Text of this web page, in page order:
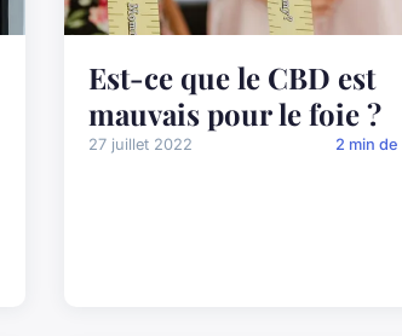
Est-ce que le CBD est
mauvais pour le foie ?
27 juillet 2022 2 min